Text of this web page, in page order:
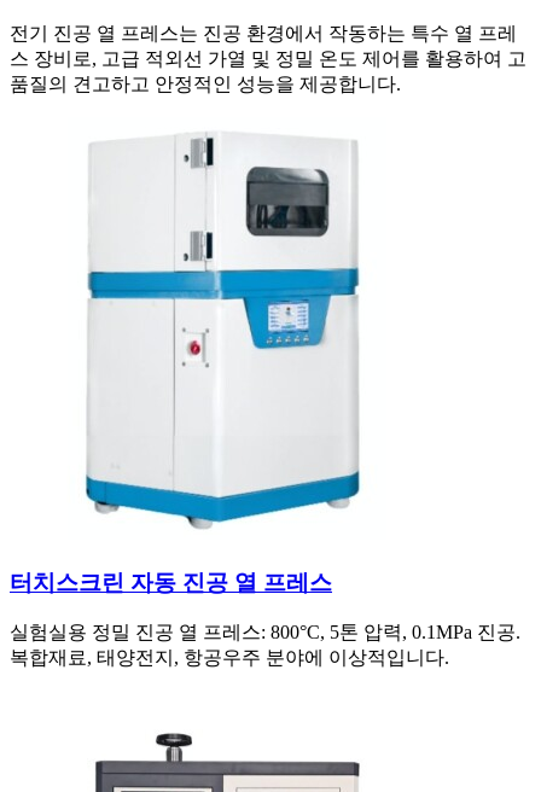
전기 진공 열 프레스는 진공 환경에서 작동하는 특수 열 프레
스 장비로, 고급 적외선 가열 및 정밀 온도 제어를 활용하여 고
품질의 견고하고 안정적인 성능을 제공합니다.
터치스크린 자동 진공 열 프레스
실험실용 정밀 진공 열 프레스: 800°C, 5톤 압력, 0.1MPa 진공.
복합재료, 태양전지, 항공우주 분야에 이상적입니다.